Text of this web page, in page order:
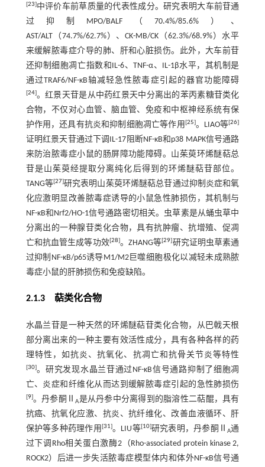
[23]中评价车前草质量的代表性成分。研究表明大车前苷通
过抑制MPO/BALF（70.4%/85.6%）、
AST/ALT（74.7%/62.7%）、CK-MB/CK（62.3%/68.9%）水平
来缓解脓毒症介导的肺、肝和心脏损伤。此外，大车前苷
还抑制细胞凋亡指数和IL-6、TNF-α、IL-1β水平，其机制是
通过TRAF6/NF-κB轴减轻急性脓毒症引起的器官功能障碍
[24]。红景天苷是从中药红景天中分离出的苯丙素糖苷类化
合物，不仅对心血管、脑血管、免疫和中枢神经系统有保
护作用，还具有抗炎和抑制细胞凋亡等作用 [25]。LIAO等[26]
证明红景天苷通过下调IL-17阻断NF-κB和p38 MAPK信号通路
来防治脓毒症小鼠的肠屏障功能障碍。山茱萸环烯醚萜总
苷是山茱萸经提取分离纯化后得到的环烯醚萜苷部位。
TANG等[27]研究表明山茱萸环烯醚萜总苷通过抑制炎症和氧
化应激明显改善脓毒症诱导的小鼠急性肺损伤，其机制与
NF-κB和Nrf2/HO-1信号通路密切相关。虫草素是从蛹虫草中
分离出的一种腺苷类化合物，具有抗肿瘤、抗增殖、促凋
亡和抗血管生成等功效[28]。ZHANG等[29]研究证明虫草素通
过抑制NF-κB/p65诱导M1/M2巨噬细胞极化以减轻未成熟脓
毒症小鼠的肝肺损伤和免疫缺陷。
2.1.3 萜类化合物
水晶兰苷是一种天然的环烯醚萜苷类化合物，从巴戟天根
部分离出来的一种主要有效活性成分，具有各种各样的药
理特性，如抗炎、抗氧化、抗凋亡和抗骨关节炎等特性
[30]。研究发现水晶兰苷通过NF-κB信号通路抑制了细胞凋
亡、炎症和纤维化从而达到缓解脓毒症引起的急性肺损伤
[9]。丹参酮Ⅱ A是从丹参中分离得到的脂溶性二萜醌，具有
抗癌、抗氧化应激、抗炎、抗纤维化、改善血液循环、肝
保护等多种药理作用 [31]。LIU等[10]研究表明，丹参酮Ⅱ A通
过下调Rho相关蛋白激酶2（Rho-associated protein kinase 2,
ROCK2）后进一步失活脓毒症模型体内和体外NF-κB信号通